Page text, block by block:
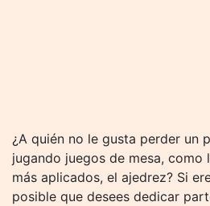
¿A quién no le gusta perder un
jugando juegos de mesa, como
más aplicados, el ajedrez? Si
posible que desees dedicar